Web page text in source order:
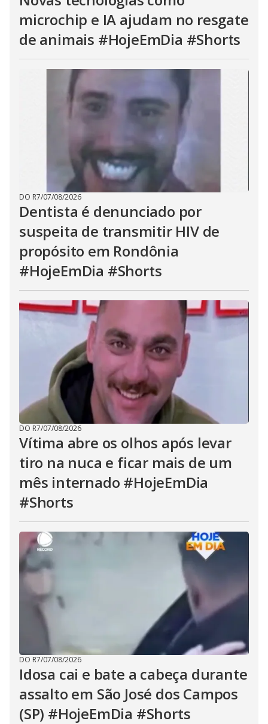
microchip e IA ajudam no resgate
de animais #HojeEmDia #Shorts
DO R7/07/08/2026
Dentista é denunciado por
suspeita de transmitir HIV de
propósito em Rondônia
#HojeEmDia #Shorts
DO R7/07/08/2026
Vítima abre os olhos após levar
tiro na nuca e ficar mais de um
mês internado #HojeEmDia
#Shorts
DO R7/07/08/2026
Idosa cai e bate a cabeça durante
assalto em São José dos Campos
(SP) #HojeEmDia #Shorts